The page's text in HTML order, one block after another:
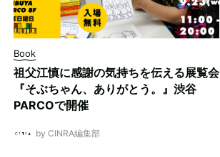
Book
祖父江慎に感謝の気持ちを伝える展覧会
『そぶちゃん、ありがとう。』渋谷
PARCOで開催
by CINRA編集部